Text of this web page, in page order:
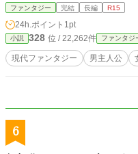
法世界は波乱の時代に突入してい
に潜んで力を蓄える死怨院乱道は？ 『呪法奇
様、カクヨム様でも連載中です（リ
ファンタジー 完結 長編 R15
24h.ポイント 1pt
小説 328 位 / 22,262件 ファンタジ
現代ファンタジー 男主人公
6